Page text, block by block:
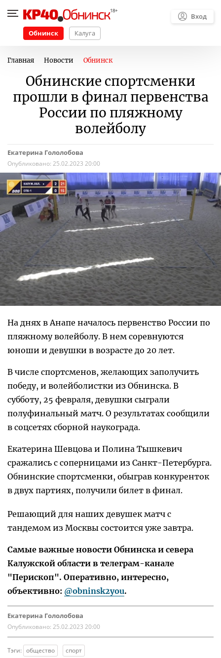
Обнинск Калуга
Вход
Главная Новости Обнинск
Обнинские спортсменки
прошли в финал первенства
России по пляжному
волейболу
Екатерина Гололобова
Опубликовано: 25.02.2023 20:00
На днях в Анапе началось первенство России по
пляжному волейболу. В нем соревнуются
юноши и девушки в возрасте до 20 лет.
В числе спортсменов, желающих заполучить
победу, и волейболистки из Обнинска. В
субботу, 25 февраля, девушки сыграли
полуфинальный матч. О результатах сообщили
в соцсетях сборной наукограда.
Екатерина Шевцова и Полина Тышкевич
сражались с соперницами из Санкт-Петербурга.
Обнинские спортсменки, обыграв конкуренток
в двух партиях, получили билет в финал.
Решающий для наших девушек матч с
тандемом из Москвы состоится уже завтра.
Самые важные новости Обнинска и севера
Калужской области в телеграм-канале
"Перископ". Оперативно, интересно,
объективно: @obninsk2you.
Екатерина Гололобова
Опубликовано: 25.02.2023 20:00
Тэги: общество спорт